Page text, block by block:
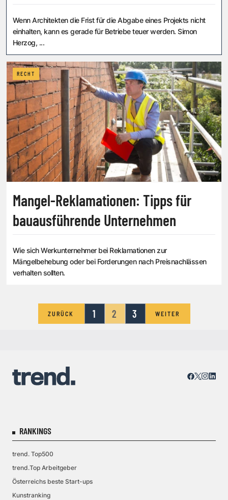
Wenn Architekten die Frist für die Abgabe eines Projekts nicht
einhalten, kann es gerade für Betriebe teuer werden. Simon
Herzog, ...
RECHT
Mangel-Reklamationen: Tipps für
bauausführende Unternehmen
Wie sich Werkunternehmer bei Reklamationen zur
Mängelbehebung oder bei Forderungen nach Preisnachlässen
verhalten sollten.
ZURÜCK 1 2 3 WEITER
RANKINGS
trend. Top500
trend.Top Arbeitgeber
Österreichs beste Start-ups
Kunstranking